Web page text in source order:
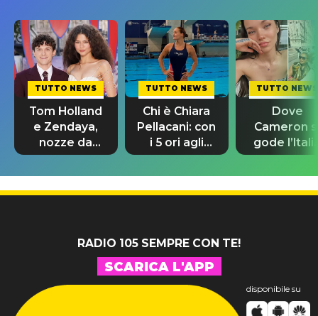
TUTTO NEWS
Tom Holland
e Zendaya,
nozze da
580mila
sterline e
300 invitati
TUTTO NEWS
Chi è Chiara
Pellacani: con
i 5 ori agli
Europei
riscrive la
storia
TUTTO NEWS
Dove
Cameron
gode
prima
nozze con
Damiano
RADIO 105 SEMPRE CON TE!
SCARICA L'APP
disponibile su